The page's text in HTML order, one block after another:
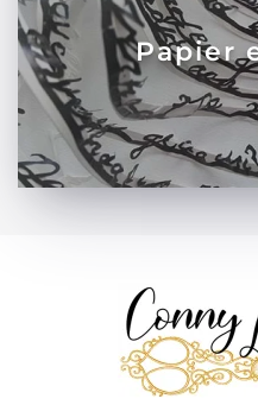
Papier